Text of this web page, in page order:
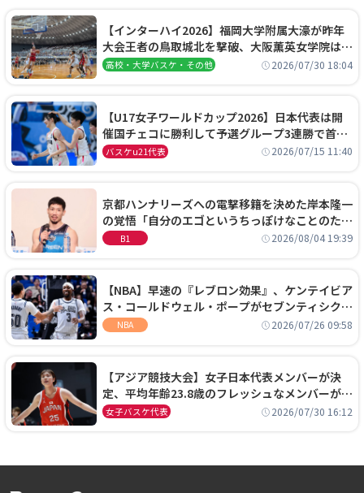
【インターハイ2026】福岡大学附属大濠が昨年
大会王者の鳥取城北を撃破、大阪薫英女学院は岐
阜女子に完勝、大会3日目試合結果
高校・大学バスケ・その他 2026/07/30 18:04
【U17女子ワールドカップ2026】日本代表は開
催国チェコに勝利して予選グループ3連勝で首位
通過！準々決勝の相手はエジプトに決定
バスケu21代表 2026/07/15 11:40
京都ハンナリーズへの電撃移籍を決めた岸本隆一
の覚悟「自分のエゴというちっぽけなことのため
に、京都に来たわけではない」
B1 2026/08/04 19:39
【NBA】早速の『レブロン効果』、ケンテイビア
ス・コールドウェル・ポープがセブンティシクサ
ーズに1年契約で加入
NBA 2026/07/26 09:58
【アジア競技大会】女子日本代表メンバーが決
定、平均年齢23.8歳のフレッシュなメンバーが日
本開催の大舞台で頂点を狙う
女子バスケ代表 2026/07/30 16:12